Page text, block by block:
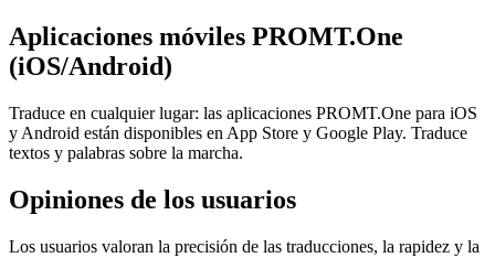
Aplicaciones móviles PROMT.One
(iOS/Android)
Traduce en cualquier lugar: las aplicaciones PROMT.One para iOS
y Android están disponibles en App Store y Google Play. Traduce
textos y palabras sobre la marcha.
Opiniones de los usuarios
Los usuarios valoran la precisión de las traducciones, la rapidez y la